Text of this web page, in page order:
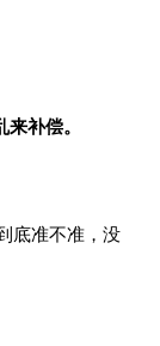
补偿。
底准不准，没